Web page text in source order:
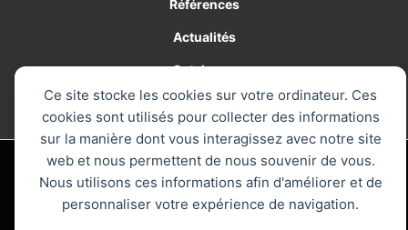
Ce site stocke les cookies sur votre ordinateur. Ces
cookies sont utilisés pour collecter des informations
sur la manière dont vous interagissez avec notre site
web et nous permettent de nous souvenir de vous.
Nous utilisons ces informations afin d'améliorer et de
personnaliser votre expérience de navigation.
Références
Actualités
Catalogue
Contact
© 2026 AM PRO, le spécialiste de la cuisine professionnelle - Tous
droits réservés
Mentions légales